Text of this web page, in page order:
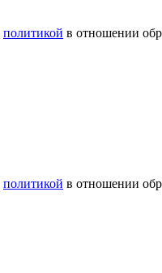
политикой в отношении
политикой в отношении